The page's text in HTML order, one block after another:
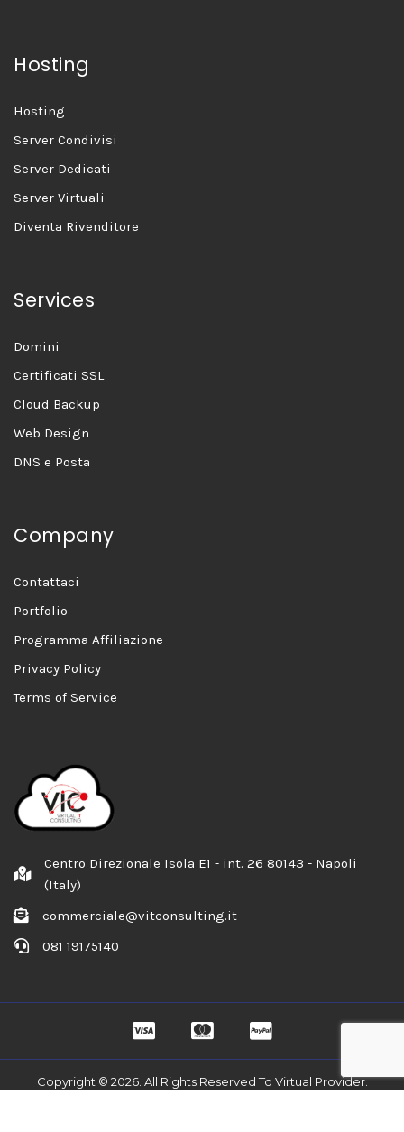
Hosting
Hosting
Server Condivisi
Server Dedicati
Server Virtuali
Diventa Rivenditore
Services
Domini
Certificati SSL
Cloud Backup
Web Design
DNS e Posta
Company
Contattaci
Portfolio
Programma Affiliazione
Privacy Policy
Terms of Service
Centro Direzionale Isola E1 - int. 26 80143 - Napoli
(Italy)
commerciale@vitconsulting.it
081 19175140
Copyright © 2026. All Rights Reserved To Virtual Provider.